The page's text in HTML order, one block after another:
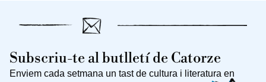
Subscriu-te al butlletí de Catorze
Enviem cada setmana un tast de cultura i literatura en